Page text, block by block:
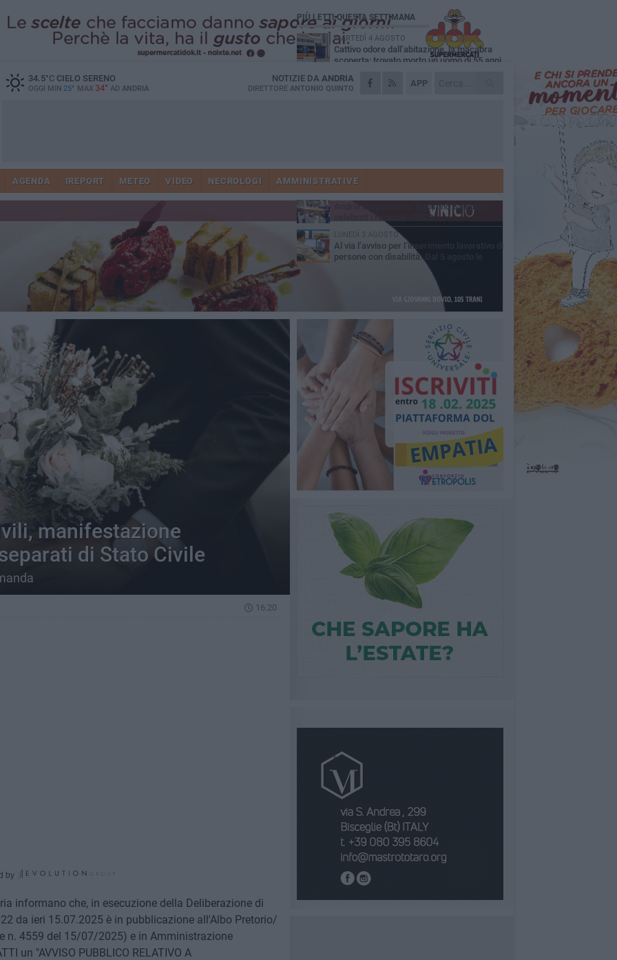
34.5°CCIELO SERENO
OGGI MIN 25° MAX 34° AD ANDRIA
APP
NOTIZIE DA ANDRIA
DIRETTORE ANTONIO QUINTO
AGENDA IREPORT METEO VIDEO NECROLOGI AMMINISTRATIVE
manifestazione
di Stato Civile
16.20
by
informano che, in esecuzione della Deliberazione di
da ieri 15.07.2025 è in pubblicazione all'Albo Pretorio/
n. 4559 del 15/07/2025) e in Amministrazione
un "AVVISO PUBBLICO RELATIVO A
PIÙ LETTI QUESTA SETTIMANA
MARTEDÌ 4 AGOSTO
Cattivo odore dall’abitazione, la macabra
scoperta: trovato morto un uomo di 55 anni
SABATO 1 AGOSTO
"3 vite. 2 impegni. 1 strada": ad Andria
Scompare prematuramente l'avvocato
Beppe Tortora
MARTEDÌ 4 AGOSTO
Andria saluta mons. Agostino Superbo:
celebrati i funerali - FOTO
LUNEDÌ 3 AGOSTO
Al via l’avviso per l’inserimento lavorativo di
persone con disabilità. Dal 5 agosto le
domande